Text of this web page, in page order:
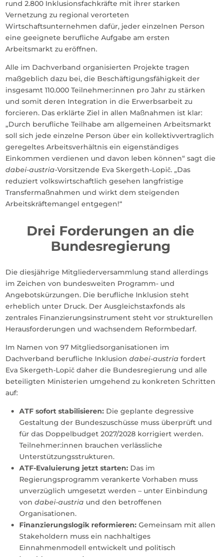
rund 2.800 Inklusionsfachkräfte mit ihrer starken
Vernetzung zu regional verorteten
Wirtschaftsunternehmen dafür, jeder einzelnen Person
eine geeignete berufliche Aufgabe am ersten
Arbeitsmarkt zu eröffnen.
Alle im Dachverband organisierten Projekte tragen
maßgeblich dazu bei, die Beschäftigungsfähigkeit der
insgesamt 110.000 Teilnehmer:innen pro Jahr zu stärken
und somit deren Integration in die Erwerbsarbeit zu
forcieren. Das erklärte Ziel in allen Maßnahmen ist klar:
„Durch berufliche Teilhabe am allgemeinen Arbeitsmarkt
soll sich jede einzelne Person über ein kollektivvertraglich
geregeltes Arbeitsverhältnis ein eigenständiges
Einkommen verdienen und davon leben können“ sagt die
dabei-austria-Vorsitzende Eva Skergeth-Lopič. „Das
reduziert volkswirtschaftlich gesehen langfristige
Transfermaßnahmen und wirkt dem steigenden
Arbeitskräftemangel entgegen!“
Drei Forderungen an die
Bundesregierung
Die diesjährige Mitgliederversammlung stand allerdings
im Zeichen von bundesweiten Programm- und
Angebotskürzungen. Die berufliche Inklusion steht
erheblich unter Druck. Der Ausgleichstaxfonds als
zentrales Finanzierungsinstrument steht vor strukturellen
Herausforderungen und wachsendem Reformbedarf.
Im Namen von 97 Mitgliedsorganisationen im
Dachverband berufliche Inklusion dabei-austria fordert
Eva Skergeth-Lopič daher die Bundesregierung und alle
beteiligten Ministerien umgehend zu konkreten Schritten
auf:
ATF sofort stabilisieren: Die geplante degressive
Gestaltung der Bundeszuschüsse muss überprüft und
für das Doppelbudget 2027/2028 korrigiert werden.
Teilnehmer:innen brauchen verlässliche
Unterstützungsstrukturen.
ATF-Evaluierung jetzt starten: Das im
Regierungsprogramm verankerte Vorhaben muss
unverzüglich umgesetzt werden – unter Einbindung
von dabei-austria und den betroffenen
Organisationen.
Finanzierungslogik reformieren: Gemeinsam mit allen
Stakeholdern muss ein nachhaltiges
Einnahmenmodell entwickelt und politisch